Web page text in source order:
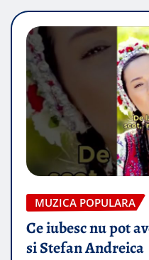
MUZICA POPULARA
Ce iubesc nu pot
si Stefan Andreica